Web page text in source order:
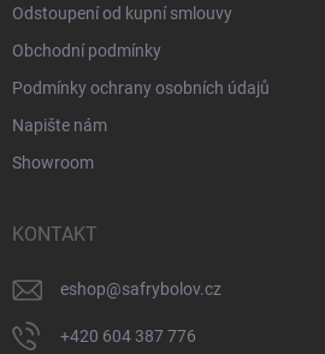
Odstoupení od kupní smlouvy
Obchodní podmínky
Podmínky ochrany osobních údajů
Napište nám
Showroom
KONTAKT
eshop@safrybolov.cz
+420 604 387 776